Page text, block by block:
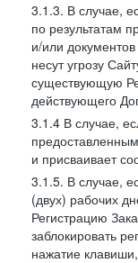
3.1.3. В случае,
по результатам
и/или
несут угрозу
существующую
действующего
3.1.4 В случае,
и присваивает
3.1.5. В случае,
(двух) рабочих
Регистрацию
заблокировать
нажатие